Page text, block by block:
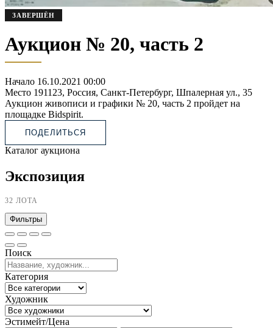
ЗАВЕРШЁН
Аукцион № 20, часть 2
Начало 16.10.2021 00:00
Место 191123, Россия, Санкт-Петербург, Шпалерная ул., 35
Аукцион живописи и графики № 20, часть 2 пройдет на
площадке Bidspirit.
ПОДЕЛИТЬСЯ
Каталог аукциона
Экспозиция
32 ЛОТА
Фильтры
Поиск
Категория
Художник
Эстимейт/Цена